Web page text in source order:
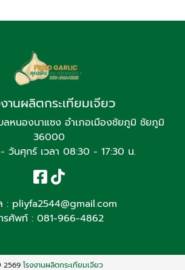
านผลิตกระเทียมเจียว
หนองนาแซง อำเภอเมืองชัยภูมิ ชัยภูมิ
36000
วันศุกร์ เวลา 08:30 - 17:30 น.
: pliyfa2544@gmail.com
รศัพท์ : 081-966-4862
2569 โรงงานผลิตกระเทียมเจียว